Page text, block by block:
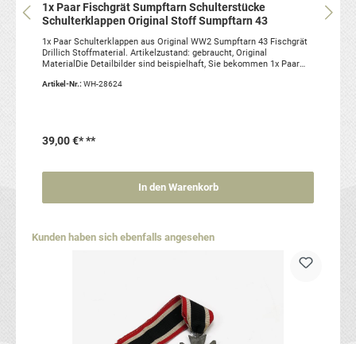
1x Paar Fischgrät Sumpftarn Schulterstücke
Schulterklappen Original Stoff Sumpftarn 43
1x Paar Schulterklappen aus Original WW2 Sumpftarn 43 Fischgrät
Drillich Stoffmaterial. Artikelzustand: gebraucht, Original
MaterialDie Detailbilder sind beispielhaft, Sie bekommen 1x Paar
Artikel-Nr.: WH-28624
39,00 €***
In den Warenkorb
Produktgalerie überspringen
Kunden haben sich ebenfalls angesehen